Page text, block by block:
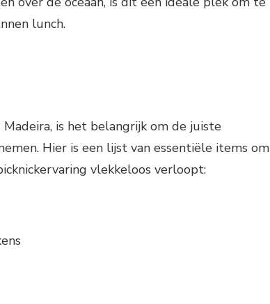
lunch.
is het belangrijk om de juiste
Hier is een lijst van essentiële items om
vlekkeloos verloopt: